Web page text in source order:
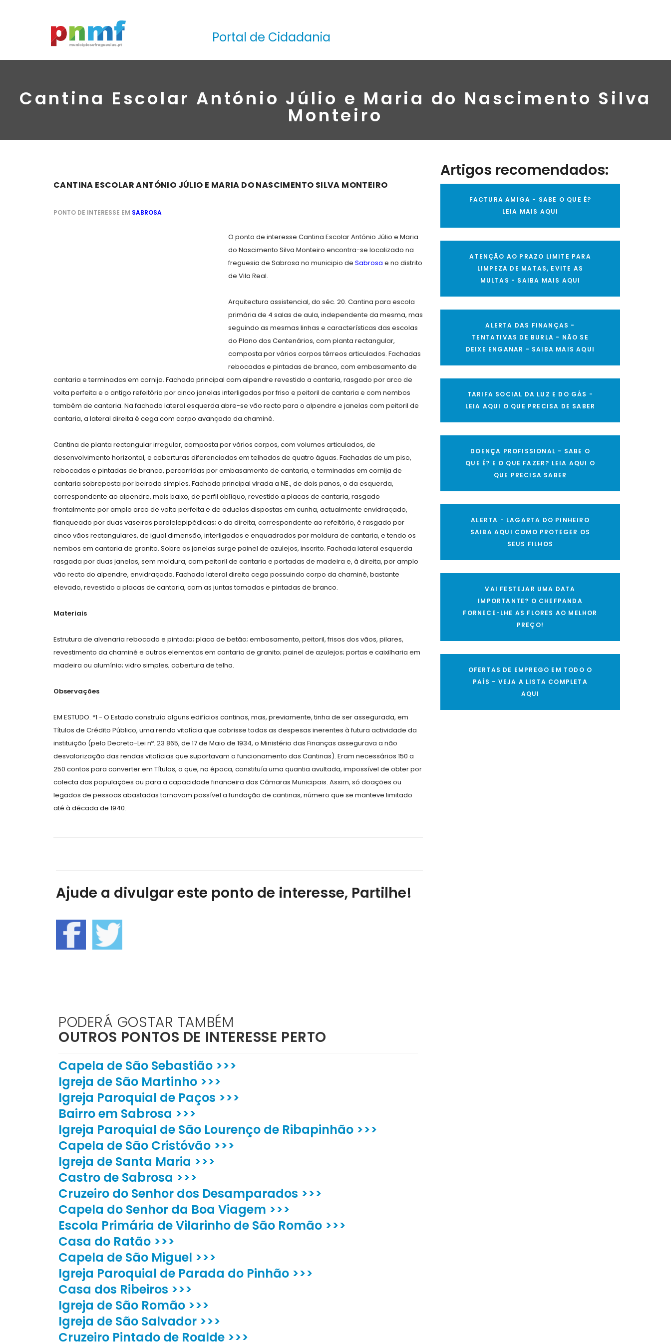
Portal de Cidadania
Cantina Escolar António Júlio e Maria do Nascimento Silva
Monteiro
CANTINA ESCOLAR ANTÓNIO JÚLIO E MARIA DO NASCIMENTO SILVA MONTEIRO
PONTO DE INTERESSE EM SABROSA
O ponto de interesse Cantina Escolar António Júlio e Maria
do Nascimento Silva Monteiro encontra-se localizado na
freguesia de Sabrosa no municipio de Sabrosa e no distrito
de Vila Real.
Arquitectura assistencial, do séc. 20. Cantina para escola
primária de 4 salas de aula, independente da mesma, mas
seguindo as mesmas linhas e características das escolas
do Plano dos Centenários, com planta rectangular,
composta por vários corpos térreos articulados. Fachadas
rebocadas e pintadas de branco, com embasamento de
cantaria e terminadas em cornija. Fachada principal com alpendre revestido a cantaria, rasgado por arco de
volta perfeita e o antigo refeitório por cinco janelas interligadas por friso e peitoril de cantaria e com nembos
também de cantaria. Na fachada lateral esquerda abre-se vão recto para o alpendre e janelas com peitoril de
cantaria, a lateral direita é cega com corpo avançado da chaminé.
Cantina de planta rectangular irregular, composta por vários corpos, com volumes articulados, de
desenvolvimento horizontal, e coberturas diferenciadas em telhados de quatro águas. Fachadas de um piso,
rebocadas e pintadas de branco, percorridas por embasamento de cantaria, e terminadas em cornija de
cantaria sobreposta por beirada simples. Fachada principal virada a NE., de dois panos, o da esquerda,
correspondente ao alpendre, mais baixo, de perfil oblíquo, revestido a placas de cantaria, rasgado
frontalmente por amplo arco de volta perfeita e de aduelas dispostas em cunha, actualmente envidraçado,
flanqueado por duas vaseiras paralelepipédicas; o da direita, correspondente ao refeitório, é rasgado por
cinco vãos rectangulares, de igual dimensão, interligados e enquadrados por moldura de cantaria, e tendo os
nembos em cantaria de granito. Sobre as janelas surge painel de azulejos, inscrito. Fachada lateral esquerda
rasgada por duas janelas, sem moldura, com peitoril de cantaria e portadas de madeira e, à direita, por amplo
vão recto do alpendre, envidraçado. Fachada lateral direita cega possuindo corpo da chaminé, bastante
elevado, revestido a placas de cantaria, com as juntas tomadas e pintadas de branco.
Materiais
Estrutura de alvenaria rebocada e pintada; placa de betão; embasamento, peitoril, frisos dos vãos, pilares,
revestimento da chaminé e outros elementos em cantaria de granito; painel de azulejos; portas e caixilharia em
madeira ou alumínio; vidro simples; cobertura de telha.
Observações
EM ESTUDO. *1 - O Estado construía alguns edifícios cantinas, mas, previamente, tinha de ser assegurada, em
Títulos de Crédito Público, uma renda vitalícia que cobrisse todas as despesas inerentes à futura actividade da
instituição (pelo Decreto-Lei nº. 23 865, de 17 de Maio de 1934, o Ministério das Finanças assegurava a não
desvalorização das rendas vitalícias que suportavam o funcionamento das Cantinas). Eram necessários 150 a
250 contos para converter em Títulos, o que, na época, constituía uma quantia avultada, impossível de obter por
colecta das populações ou para a capacidade financeira das Câmaras Municipais. Assim, só doações ou
legados de pessoas abastadas tornavam possível a fundação de cantinas, número que se manteve limitado
até à década de 1940.
Ajude a divulgar este ponto de interesse, Partilhe!
PODERÁ GOSTAR TAMBÉM
OUTROS PONTOS DE INTERESSE PERTO
Capela de São Sebastião >>>
Igreja de São Martinho >>>
Igreja Paroquial de Paços >>>
Bairro em Sabrosa >>>
Igreja Paroquial de São Lourenço de Ribapinhão >>>
Capela de São Cristóvão >>>
Igreja de Santa Maria >>>
Castro de Sabrosa >>>
Cruzeiro do Senhor dos Desamparados >>>
Capela do Senhor da Boa Viagem >>>
Escola Primária de Vilarinho de São Romão >>>
Casa do Ratão >>>
Capela de São Miguel >>>
Igreja Paroquial de Parada do Pinhão >>>
Casa dos Ribeiros >>>
Igreja de São Romão >>>
Igreja de São Salvador >>>
Cruzeiro Pintado de Roalde >>>
Artigos recomendados:
FACTURA AMIGA - SABE O QUE É?
LEIA MAIS AQUI
ATENÇÃO AO PRAZO LIMITE PARA
LIMPEZA DE MATAS, EVITE AS
MULTAS - SAIBA MAIS AQUI
ALERTA DAS FINANÇAS -
TENTATIVAS DE BURLA - NÃO SE
DEIXE ENGANAR - SAIBA MAIS AQUI
TARIFA SOCIAL DA LUZ E DO GÁS -
LEIA AQUI O QUE PRECISA DE SABER
DOENÇA PROFISSIONAL - SABE O
QUE É? E O QUE FAZER? LEIA AQUI O
QUE PRECISA SABER
ALERTA - LAGARTA DO PINHEIRO
SAIBA AQUI COMO PROTEGER OS
SEUS FILHOS
VAI FESTEJAR UMA DATA
IMPORTANTE? O CHEFPANDA
FORNECE-LHE AS FLORES AO MELHOR
PREÇO!
OFERTAS DE EMPREGO EM TODO O
PAÍS - VEJA A LISTA COMPLETA
AQUI